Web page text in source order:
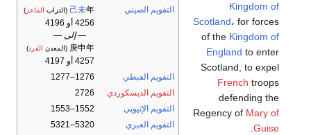
التقويم الصيني
己未年 (التراب الماعز )
4256 أو 4196
— إلى —
庚申年 (المعدن القرد)
4257 أو 4197
التقويم القبطي
1276–1277
التقويم الديسكوردي
2726
التقويم الإثيوپي
1552–1553
التقويم العبري
5320–5321
Kingdom of
Scotland، for forces
of the Kingdom of
England to enter
Scotland, to expel
French troops
defending the
Regency of Mary of
Guise